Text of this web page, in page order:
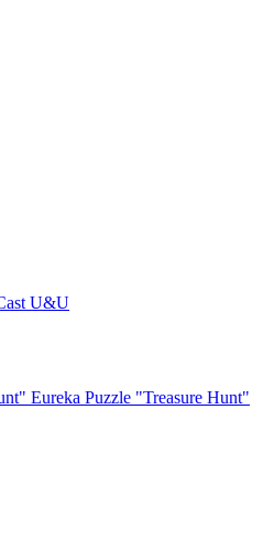
U&U
Eureka Puzzle "Treasure Hunt"